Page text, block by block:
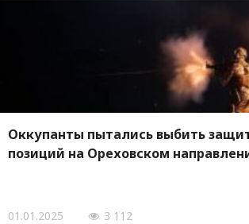
Оккупанты пытались выбить
позиций на Ореховском
01.01.2025 3 112